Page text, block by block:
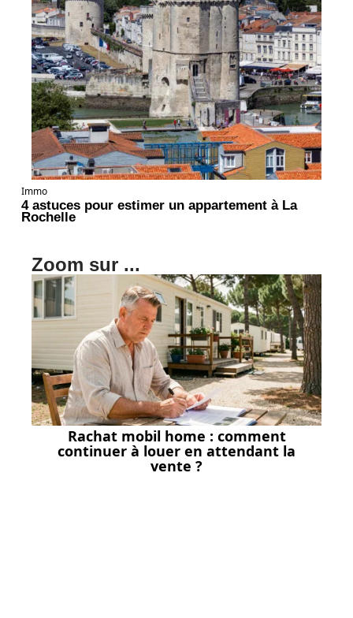
Immo
4 astuces pour estimer un appartement à La
Rochelle
Zoom sur ...
Rachat mobil home : comment
continuer à louer en attendant la
vente ?